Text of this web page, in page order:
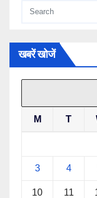
खबरें खोजें
M T
3 4
10 11